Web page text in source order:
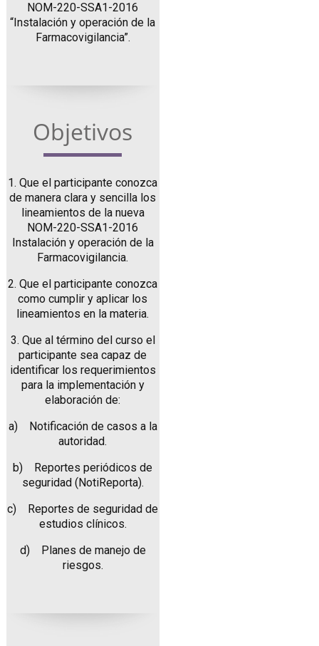
NOM-220-SSA1-2016
“Instalación y operación de la
Farmacovigilancia”.
Objetivos
1. Que el participante conozca
de manera clara y sencilla los
lineamientos de la nueva
NOM-220-SSA1-2016
Instalación y operación de la
Farmacovigilancia.
2. Que el participante conozca
como cumplir y aplicar los
lineamientos en la materia.
3. Que al término del curso el
participante sea capaz de
identificar los requerimientos
para la implementación y
elaboración de:
a) Notificación de casos a la
autoridad.
b) Reportes periódicos de
seguridad (NotiReporta).
c) Reportes de seguridad de
estudios clínicos.
d) Planes de manejo de
riesgos.